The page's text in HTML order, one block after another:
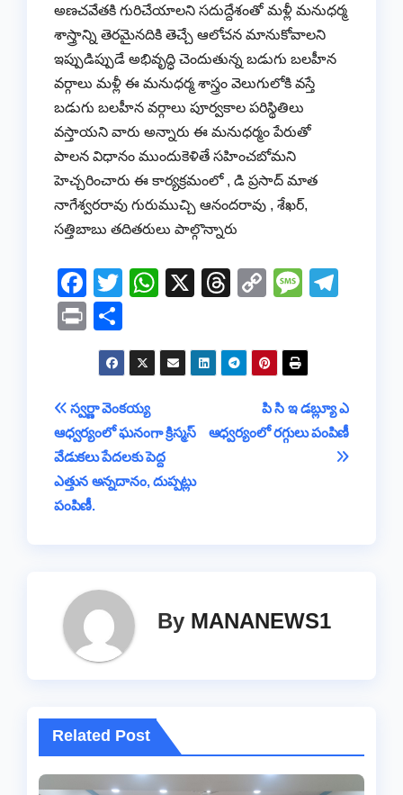
అణచవేతకి గురిచేయాలని సదుద్దేశంతో మళ్లీ మనుధర్మ
శాస్త్రాన్ని తెరమైనదికి తెచ్చే ఆలోచన మానుకోవాలని
ఇప్పుడిప్పుడే అభివృద్ధి చెందుతున్న బడుగు బలహీన
వర్గాలు మళ్లీ ఈ మనుధర్మ శాస్త్రం వెలుగులోకి వస్తే
బడుగు బలహీన వర్గాలు పూర్వకాల పరిస్థితిలు
వస్తాయని వారు అన్నారు ఈ మనుధర్మం పేరుతో
పాలన విధానం ముందుకెళితే సహించబోమని
హెచ్చరించారు ఈ కార్యక్రమంలో , డి ప్రసాద్ మాత
నాగేశ్వరరావు గురుముచ్చి ఆనందరావు , శేఖర్,
సత్తిబాబు తదితరులు పాల్గొన్నారు
F
a
c
e
b
o
o
k
T
er
W
s
p
p
X
T
a
s
C
y
Li
n
M
a
g
e
a
m
Pr
in h
ar
e
Post
navigation
పి సి ఇ డబ్ల్యూ ఎ
ఆధ్వర్యంలో రగ్గులు పంపిణీ
స్వర్ణా వెంకయ్య
ఆధ్వర్యంలో ఘనంగా క్రిస్మస్
వేడుకలు పేదలకు పెద్ద
ఎత్తున అన్నదానం, దుప్పట్లు
పంపిణీ.
By MANANEWS1
Related Post